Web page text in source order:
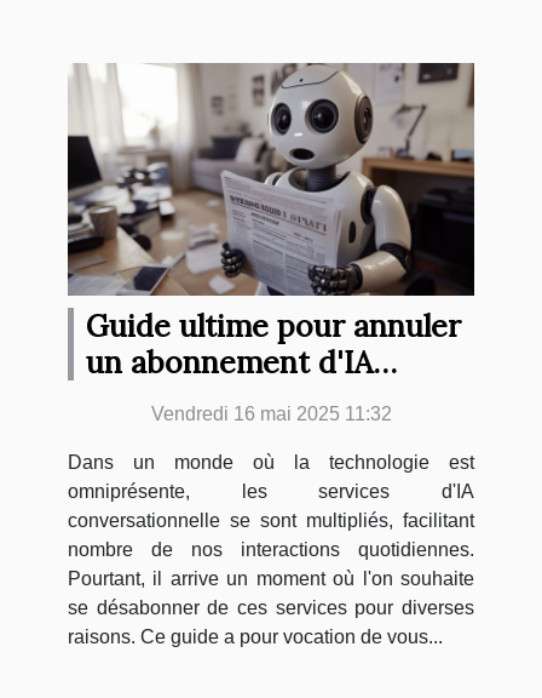
Guide ultime pour annuler
un abonnement d'IA
conversationnelle
Vendredi 16 mai 2025 11:32
Dans un monde où la technologie est
omniprésente, les services d'IA
conversationnelle se sont multipliés, facilitant
nombre de nos interactions quotidiennes.
Pourtant, il arrive un moment où l'on souhaite
se désabonner de ces services pour diverses
raisons. Ce guide a pour vocation de vous...